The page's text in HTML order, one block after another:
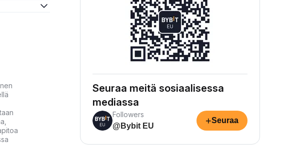
Seuraa meitä sosiaalisessa
mediassa
Followers
@Bybit EU
+Seuraa